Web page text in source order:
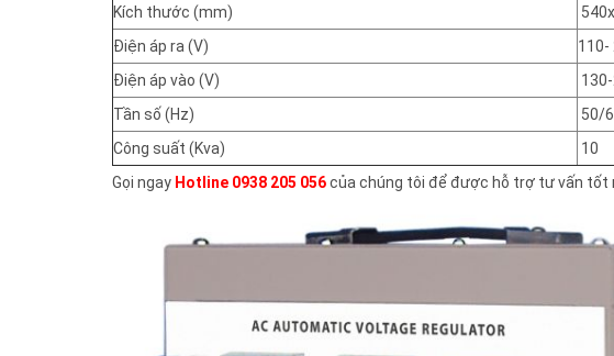
Kích thước (mm)
Điện áp ra (V)
110-
Điện áp vào (V)
Tần số (Hz)
50/
Công suất (Kva)
10
Gọi ngay Hotline 0938 205 056của chúng tôi để được hỗ trợ tư vấn tốt